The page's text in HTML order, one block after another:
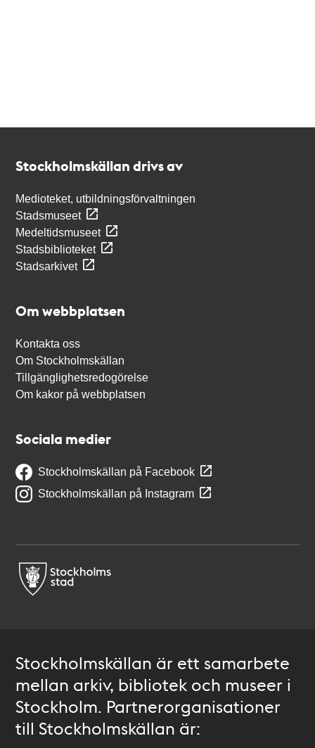
Stockholmskällan drivs av
Medioteket, utbildningsförvaltningen
Stadsmuseet
Medeltidsmuseet
Stadsbiblioteket
Stadsarkivet
Om webbplatsen
Kontakta oss
Om Stockholmskällan
Tillgänglighetsredogörelse
Om kakor på webbplatsen
Sociala medier
Stockholmskällan på Facebook
Stockholmskällan på Instagram
Stockholmskällan är ett samarbete
mellan arkiv, bibliotek och museer i
Stockholm. Partnerorganisationer
till Stockholmskällan är: